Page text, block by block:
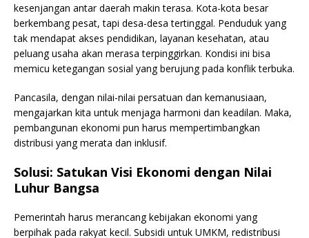
kesenjangan antar daerah makin terasa. Kota-kota besar
berkembang pesat, tapi desa-desa tertinggal. Penduduk yang
tak mendapat akses pendidikan, layanan kesehatan, atau
peluang usaha akan merasa terpinggirkan. Kondisi ini bisa
memicu ketegangan sosial yang berujung pada konflik terbuka.
Pancasila, dengan nilai-nilai persatuan dan kemanusiaan,
mengajarkan kita untuk menjaga harmoni dan keadilan. Maka,
pembangunan ekonomi pun harus mempertimbangkan
distribusi yang merata dan inklusif.
Solusi: Satukan Visi Ekonomi dengan Nilai
Luhur Bangsa
Pemerintah harus merancang kebijakan ekonomi yang
berpihak pada rakyat kecil. Subsidi untuk UMKM, redistribusi